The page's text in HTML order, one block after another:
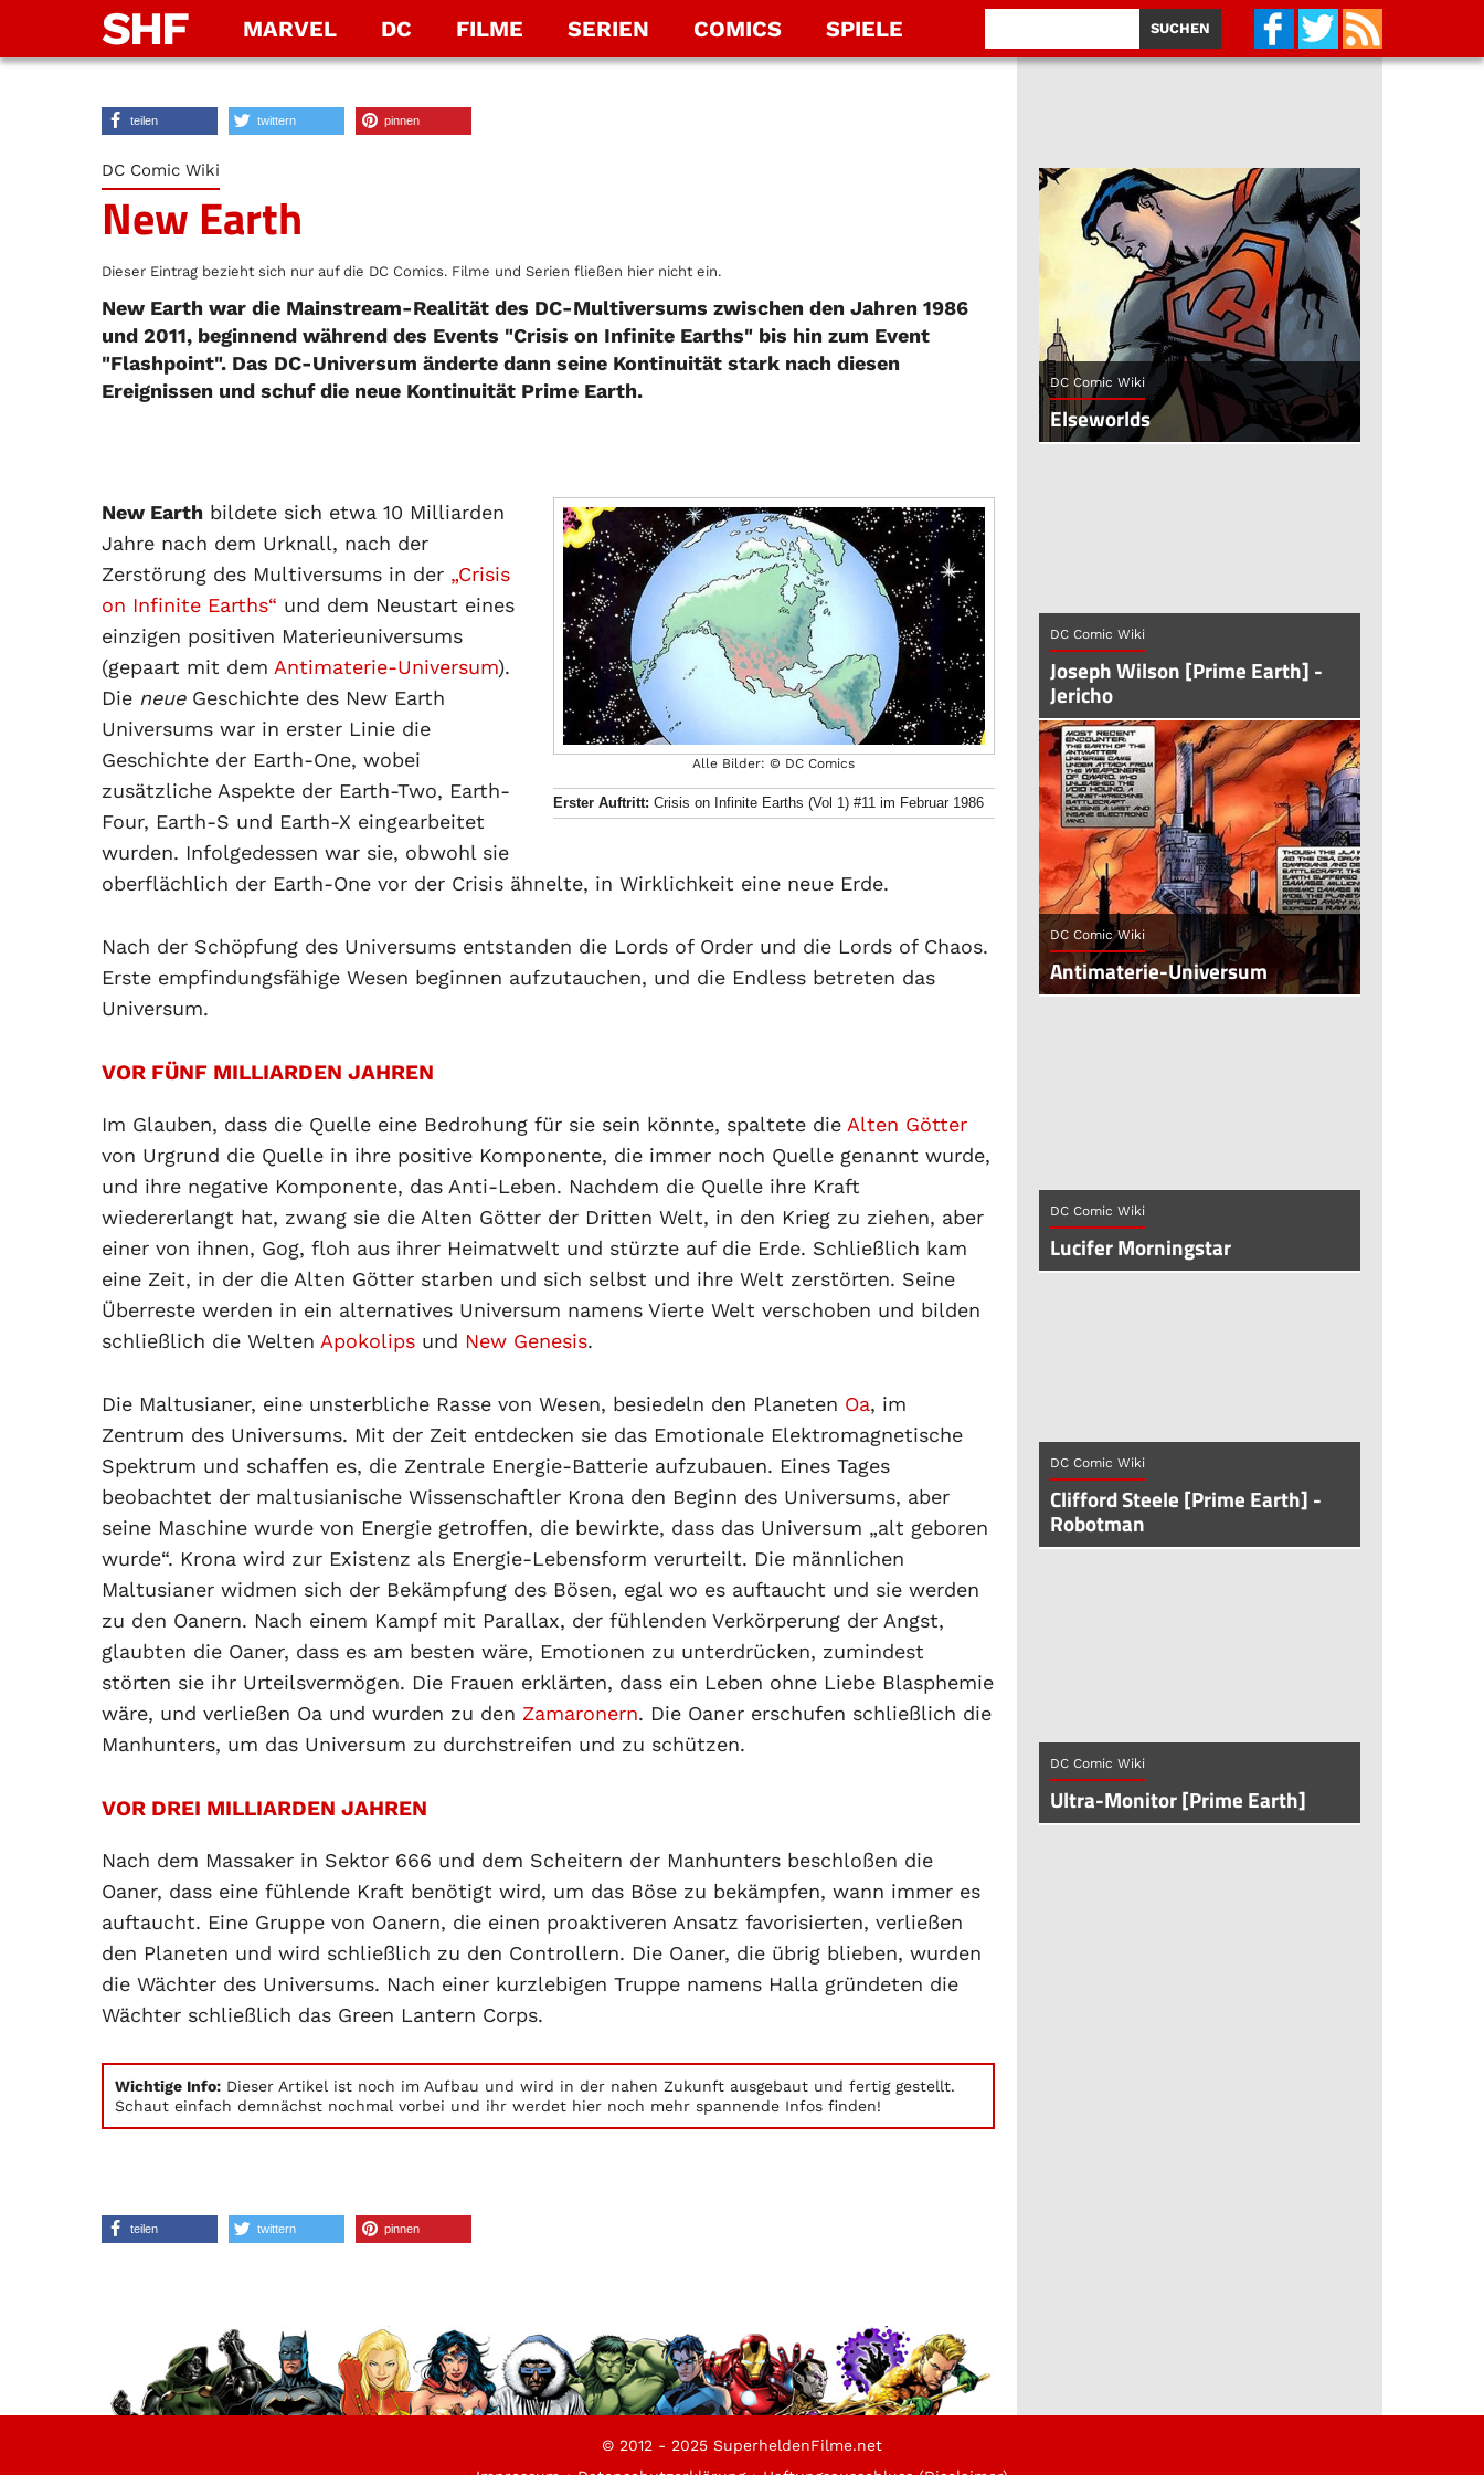
SHF MARVEL DC FILME SERIEN COMICS SPIELE
teilen twittern pinnen
DC Comic Wiki
New Earth
Dieser Eintrag bezieht sich nur auf die DC Comics. Filme und Serien fließen hier nicht ein.
New Earth war die Mainstream-Realität des DC-Multiversums zwischen den Jahren 1986
und 2011, beginnend während des Events "Crisis on Infinite Earths" bis hin zum Event
"Flashpoint". Das DC-Universum änderte dann seine Kontinuität stark nach diesen
Ereignissen und schuf die neue Kontinuität Prime Earth.
Alle Bilder: © DC Comics
Erster Auftritt: Crisis on Infinite Earths (Vol 1) #11 im Februar 1986
New Earth bildete sich etwa 10 Milliarden
Jahre nach dem Urknall, nach der
Zerstörung des Multiversums in der „Crisis
on Infinite Earths“ und dem Neustart eines
einzigen positiven Materieuniversums
(gepaart mit dem Antimaterie-Universum).
Die neueGeschichte des New Earth
Universums war in erster Linie die
Geschichte der Earth-One, wobei
zusätzliche Aspekte der Earth-Two, Earth-
Four, Earth-S und Earth-X eingearbeitet
wurden. Infolgedessen war sie, obwohl sie
oberflächlich der Earth-One vor der Crisis ähnelte, in Wirklichkeit eine neue Erde.
Nach der Schöpfung des Universums entstanden die Lords of Order und die Lords of Chaos.
Erste empfindungsfähige Wesen beginnen aufzutauchen, und die Endless betreten das
Universum.
VOR FÜNF MILLIARDEN JAHREN
Im Glauben, dass die Quelle eine Bedrohung für sie sein könnte, spaltete die Alten Götter
von Urgrund die Quelle in ihre positive Komponente, die immer noch Quelle genannt wurde,
und ihre negative Komponente, das Anti-Leben. Nachdem die Quelle ihre Kraft
wiedererlangt hat, zwang sie die Alten Götter der Dritten Welt, in den Krieg zu ziehen, aber
einer von ihnen, Gog, floh aus ihrer Heimatwelt und stürzte auf die Erde. Schließlich kam
eine Zeit, in der die Alten Götter starben und sich selbst und ihre Welt zerstörten. Seine
Überreste werden in ein alternatives Universum namens Vierte Welt verschoben und bilden
schließlich die Welten Apokolips und New Genesis.
Die Maltusianer, eine unsterbliche Rasse von Wesen, besiedeln den Planeten Oa, im
Zentrum des Universums. Mit der Zeit entdecken sie das Emotionale Elektromagnetische
Spektrum und schaffen es, die Zentrale Energie-Batterie aufzubauen. Eines Tages
beobachtet der maltusianische Wissenschaftler Krona den Beginn des Universums, aber
seine Maschine wurde von Energie getroffen, die bewirkte, dass das Universum „alt geboren
wurde“. Krona wird zur Existenz als Energie-Lebensform verurteilt. Die männlichen
Maltusianer widmen sich der Bekämpfung des Bösen, egal wo es auftaucht und sie werden
zu den Oanern. Nach einem Kampf mit Parallax, der fühlenden Verkörperung der Angst,
glaubten die Oaner, dass es am besten wäre, Emotionen zu unterdrücken, zumindest
störten sie ihr Urteilsvermögen. Die Frauen erklärten, dass ein Leben ohne Liebe Blasphemie
wäre, und verließen Oa und wurden zu den Zamaronern. Die Oaner erschufen schließlich die
Manhunters, um das Universum zu durchstreifen und zu schützen.
VOR DREI MILLIARDEN JAHREN
Nach dem Massaker in Sektor 666 und dem Scheitern der Manhunters beschloßen die
Oaner, dass eine fühlende Kraft benötigt wird, um das Böse zu bekämpfen, wann immer es
auftaucht. Eine Gruppe von Oanern, die einen proaktiveren Ansatz favorisierten, verließen
den Planeten und wird schließlich zu den Controllern. Die Oaner, die übrig blieben, wurden
die Wächter des Universums. Nach einer kurzlebigen Truppe namens Halla gründeten die
Wächter schließlich das Green Lantern Corps.
Wichtige Info: Dieser Artikel ist noch im Aufbau und wird in der nahen Zukunft ausgebaut und fertig gestellt.
Schaut einfach demnächst nochmal vorbei und ihr werdet hier noch mehr spannende Infos finden!
teilen twittern pinnen
DC Comic Wiki
Elseworlds
DC Comic Wiki
Joseph Wilson [Prime Earth] -
Jericho
DC Comic Wiki
Antimaterie-Universum
DC Comic Wiki
Lucifer Morningstar
DC Comic Wiki
Clifford Steele [Prime Earth] -
Robotman
DC Comic Wiki
Ultra-Monitor [Prime Earth]
© 2012 - 2025 SuperheldenFilme.net